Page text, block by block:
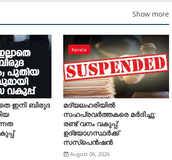
Show more
ഇനി ബിരുദ
Kerala
മദ്യലഹരിയിൽ
സഹപ്രവർത്തകരെ മര്‍ദിച്ചു;
രണ്ട് വനം വകുപ്പ്
ഉദ്യോഗസ്ഥര്‍ക്ക്
സസ്‌പെന്‍ഷന്‍
August 06, 2026